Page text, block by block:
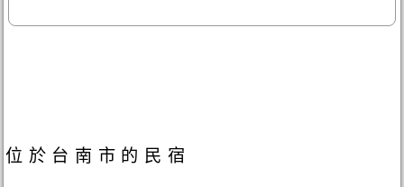
位於台南市的民宿